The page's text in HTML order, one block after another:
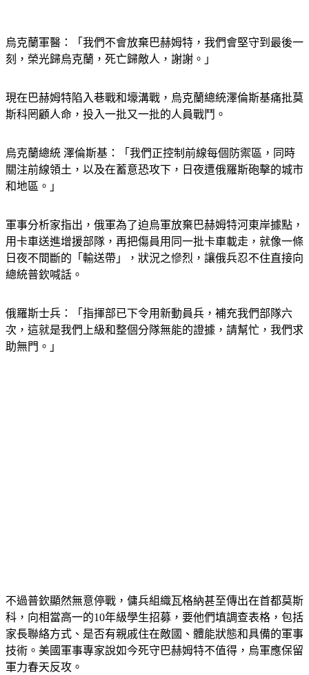
烏克蘭軍醫：「我們不會放棄巴赫姆特，我們會堅守到最後一
刻，榮光歸烏克蘭，死亡歸敵人，謝謝。」
現在巴赫姆特陷入巷戰和壕溝戰，烏克蘭總統澤倫斯基痛批莫
斯科罔顧人命，投入一批又一批的人員戰鬥。
烏克蘭總統 澤倫斯基：「我們正控制前線每個防禦區，同時
關注前線領土，以及在蓄意恐攻下，日夜遭俄羅斯砲擊的城市
和地區。」
軍事分析家指出，俄軍為了迫烏軍放棄巴赫姆特河東岸據點，
用卡車送進增援部隊，再把傷員用同一批卡車載走，就像一條
日夜不間斷的「輸送帶」，狀況之慘烈，讓俄兵忍不住直接向
總統普欽喊話。
俄羅斯士兵：「指揮部已下令用新動員兵，補充我們部隊六
次，這就是我們上級和整個分隊無能的證據，請幫忙，我們求
助無門。」
不過普欽顯然無意停戰，傭兵組織瓦格納甚至傳出在首都莫斯
科，向相當高一的10年級學生招募，要他們填調查表格，包括
家長聯絡方式、是否有親戚住在敵國、體能狀態和具備的軍事
技術。美國軍事專家說如今死守巴赫姆特不值得，烏軍應保留
軍力春天反攻。